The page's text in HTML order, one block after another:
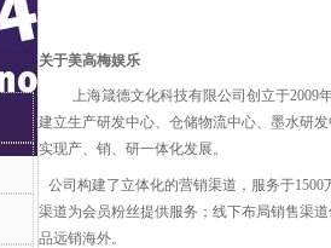
关于美高梅娱乐
上海箴德文化科技有限公司创立于2009
建立生产研发中心、仓储物流中心、墨水研
实现产、销、研一体化发展。
公司构建了立体化的营销渠道，服务于1500
渠道为会员粉丝提供服务；线下布局销售渠
品远销海外。